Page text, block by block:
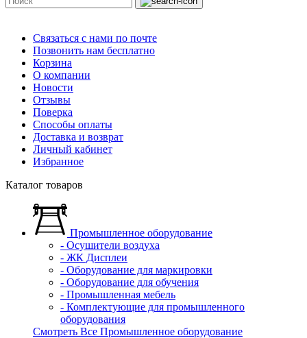
Связаться с нами по почте
Позвонить нам бесплатно
Корзина
О компании
Новости
Отзывы
Поверка
Способы оплаты
Доставка и возврат
Личный кабинет
Избранное
Каталог товаров
Промышленное оборудование
- Осушители воздуха
- ЖК Дисплеи
- Оборудование для маркировки
- Оборудование для обучения
- Промышленная мебель
- Комплектующие для промышленного
оборудования
Смотреть Все Промышленное оборудование